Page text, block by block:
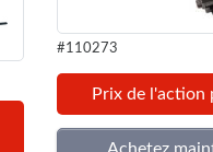
#110273
Prix de l'action